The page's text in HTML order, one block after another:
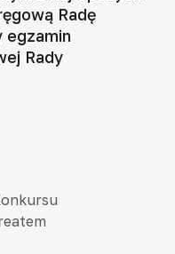
Radę
egzamin
Rady